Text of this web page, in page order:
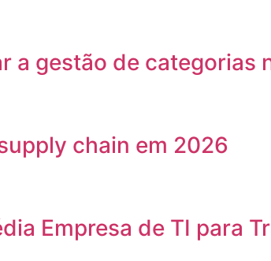
a gestão de categorias
chain em 2026
Empresa de TI para